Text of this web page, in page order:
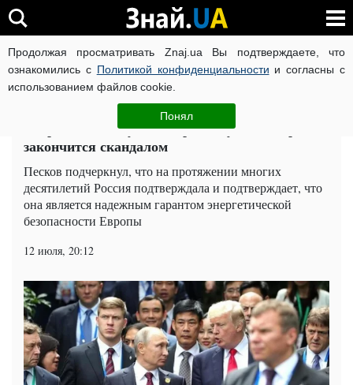
Продолжая просматривать Znaj.ua Вы подтверждаете, что
ознакомились с Политикой конфиденциальности и согласны с
использованием файлов cookie.
Понял
ВОЙНА РОССИИ ПРОТИВ УКРАИНЫ КОРОНАВИРУС В
ЧИТАТИ УКРАЇНСЬКОЮ
В Кремле паникуют: встреча Путина и Трампа
закончится скандалом
Песков подчеркнул, что на протяжении многих
десятилетий Россия подтверждала и подтверждает, что
она является надежным гарантом энергетической
безопасности Европы
12 июля, 20:12